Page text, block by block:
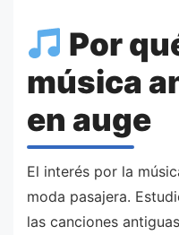
Por
música
en auge
El interés por la
moda pasajera.
las canciones